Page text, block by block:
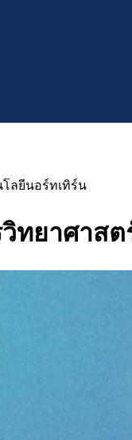
โลยีนอร์ทเทิร์น
ทยาศาส